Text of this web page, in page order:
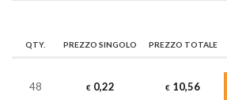
QTY. PREZZO SINGOLO PREZZO TOTALE
48 €0,22 € 10,56